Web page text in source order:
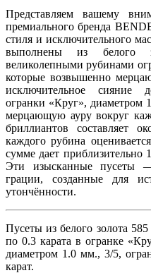
Представляем вашему
премиального бренда
стиля и исключительного
выполнены из белого
великолепными рубинами
которые возвышенно
исключительное сияние
огранки «Круг», диаметром
мерцающую ауру вокруг
бриллиантов составляет
каждого рубина
сумме дает приблизительно
Эти изысканные пусеты
грации, созданные для
утончённости.
Пусеты из белого золота
по 0.3 карата в огранке
диаметром 1.0 мм., 3/5,
карат.